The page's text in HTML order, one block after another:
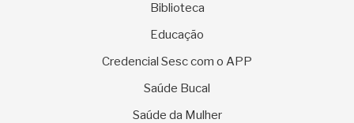
Biblioteca
Educação
Credencial Sesc com o APP
Saúde Bucal
Saúde da Mulher